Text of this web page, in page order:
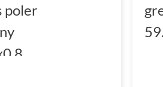
poler